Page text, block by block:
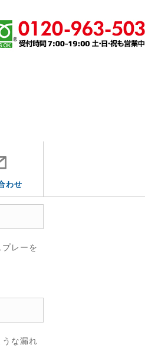
わせ
レーを
な漏れ